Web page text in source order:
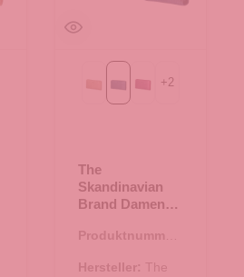
beigeblau fuchsia
+2
The
Skandinavian
Brand Damen
Quer - blau
Produktnummer:
Hersteller: The